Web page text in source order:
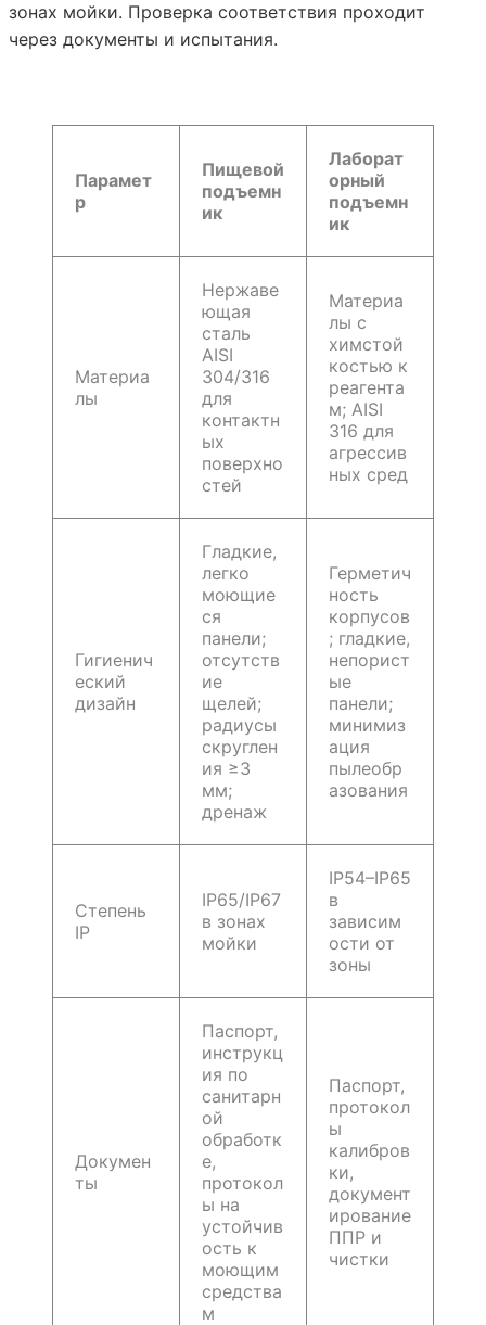
зонах мойки. Проверка соответствия проходит
через документы и испытания.
Парамет
р
Пищевой
подъемн
ик
Лаборат
орный
подъемн
ик
Материа
лы
Нержаве
ющая
сталь
AISI
304/316
для
контактн
ых
поверхно
стей
Материа
лы с
химстой
костью к
реагента
м; AISI
316 для
агрессив
ных сред
Гигиенич
еский
дизайн
Гладкие,
легко
моющие
ся
панели;
отсутств
ие
щелей;
радиусы
скруглен
ия ≥3
мм;
дренаж
Герметич
ность
корпусов
; гладкие,
непорист
ые
панели;
минимиз
ация
пылеобр
азования
Степень
IP
IP65/IP67
в зонах
мойки
IP54–IP65
в
зависим
ости от
зоны
Докумен
ты
Паспорт,
инструкц
ия по
санитарн
ой
обработк
е,
протокол
ы на
устойчив
ость к
моющим
средства
м
Паспорт,
протокол
ы
калибров
ки,
документ
ирование
ППР и
чистки